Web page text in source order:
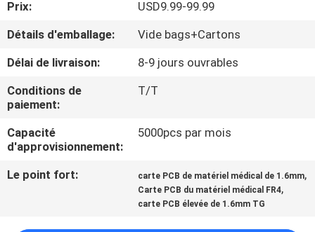
VISITE
DE
L'USINE
CONTRÔLE
DE
LA
Prix:
USD9.99-99.99
Détails d'emballage:
Vide bags+Cartons
Délai de livraison:
8-9 jours ouvrables
Conditions de
paiement:
T/T
Capacité
d'approvisionnement:
5000pcs par mois
Le point fort: carte PCB de matériel médical de 1.6mm,
Carte PCB du matériel médical FR4,
carte PCB élevée de 1.6mm TG